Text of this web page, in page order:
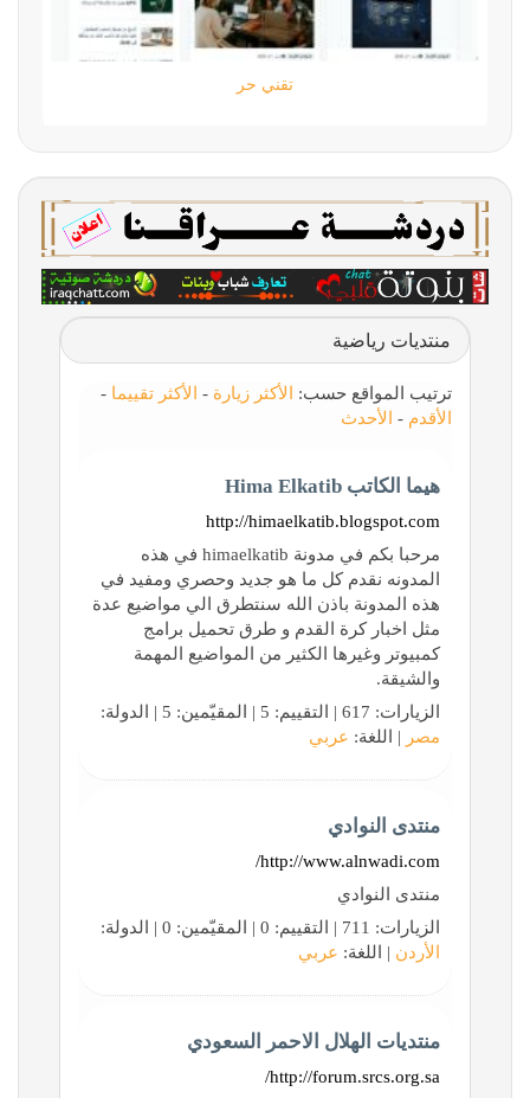
تقني حر
منتديات رياضية
ترتيب المواقع حسب: الأكثر زيارة - الأكثر تقييما -
الأقدم - الأحدث
هيما الكاتب Hima Elkatib
http://himaelkatib.blogspot.com
مرحبا بكم في مدونة himaelkatib في هذه
المدونه نقدم كل ما هو جديد وحصري ومفيد في
هذه المدونة باذن الله سنتطرق الي مواضيع عدة
مثل اخبار كرة القدم و طرق تحميل برامج
كمبيوتر وغيرها الكثير من المواضيع المهمة
والشيقة.
الزيارات: 617 | التقييم: 5 | المقيّمين: 5 | الدولة:
مصر | اللغة: عربي
منتدى النوادي
http://www.alnwadi.com/
منتدى النوادي
الزيارات: 711 | التقييم: 0 | المقيّمين: 0 | الدولة:
الأردن | اللغة: عربي
منتديات الهلال الاحمر السعودي
http://forum.srcs.org.sa/